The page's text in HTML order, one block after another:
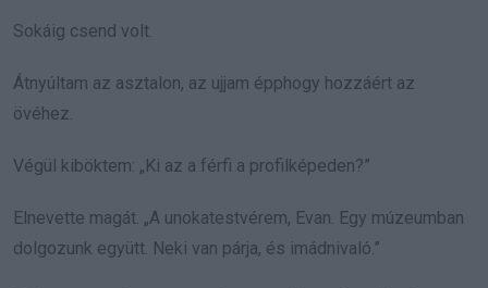
Sokáig csend volt.
Átnyúltam az asztalon, az ujjam épphogy hozzáért az
övéhez.
Végül kiböktem: „Ki az a férfi a profilképeden?”
Elnevette magát. „A unokatestvérem, Evan. Egy múzeumban
dolgozunk együtt. Neki van párja, és imádnivaló.”